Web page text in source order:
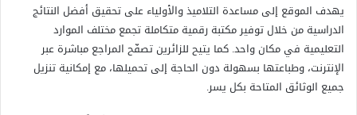
يهدف الموقع إلى مساعدة التلاميذ والأولياء على تحقيق أفضل النتائج
الدراسية من خلال توفير مكتبة رقمية متكاملة تجمع مختلف الموارد
التعليمية في مكان واحد. كما يتيح للزائرين تصفّح المراجع مباشرة عبر
الإنترنت، وطباعتها بسهولة دون الحاجة إلى تحميلها، مع إمكانية تنزيل
جميع الوثائق المتاحة بكل يسر.